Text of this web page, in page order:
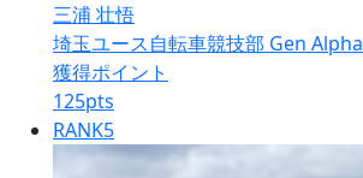
三浦 壮悟
埼玉ユース自転車競技部 Gen Alpha
獲得ポイント
125pts
RANK5